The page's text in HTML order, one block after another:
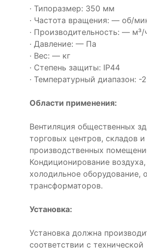
· Типоразмер: 350 мм
· Частота вращения: — об/
· Производительность: — м³/
· Давление: — Па
· Вес: — кг
· Степень защиты: IP44
· Температурный диапазон: -
Области применения:
Вентиляция общественных
торговых центров, складов и
производственных
Кондиционирование воздуха,
холодильное оборудование,
трансформаторов.
Установка:
Установка должна
соответствии с технической